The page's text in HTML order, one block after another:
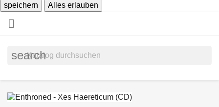
speichern
Alles erlauben

search